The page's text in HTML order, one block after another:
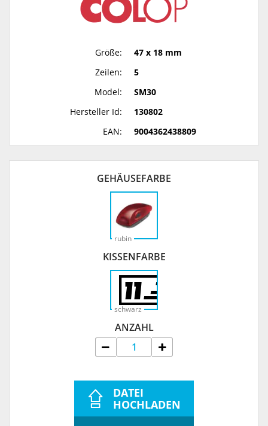
Größe:
47 x 18 mm
Zeilen:
5
Model:
SM30
Hersteller Id:
130802
EAN:
9004362438809
GEHÄUSEFARBE
rubin
KISSENFARBE
schwarz
ANZAHL
DATEI
HOCHLADEN